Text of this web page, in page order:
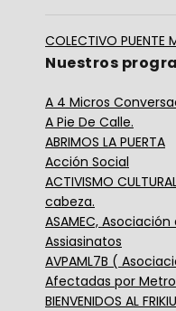
COLECTIVO PUENTE
Nuestros
A 4 Micros
A Pie De Calle.
ABRIMOS LA PUERTA
Acción Social
ACTIVISMO
cabeza.
ASAMEC,
Assiasinatos
AVPAML7B (
Afectadas por Metro
BIENVENIDOS AL